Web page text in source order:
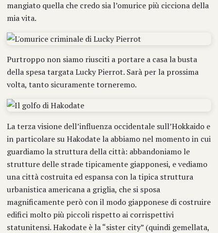
mangiato quella che credo sia l’omurice più cicciona della
mia vita.
Purtroppo non siamo riusciti a portare a casa la busta
della spesa targata Lucky Pierrot. Sarà per la prossima
volta, tanto sicuramente torneremo.
La terza visione dell’influenza occidentale sull’Hokkaido e
in particolare su Hakodate la abbiamo nel momento in cui
guardiamo la struttura della città: abbandoniamo le
strutture delle strade tipicamente giapponesi, e vediamo
una città costruita ed espansa con la tipica struttura
urbanistica americana a griglia, che si sposa
magnificamente però con il modo giapponese di costruire
edifici molto più piccoli rispetto ai corrispettivi
statunitensi. Hakodate è la “sister city” (quindi gemellata,